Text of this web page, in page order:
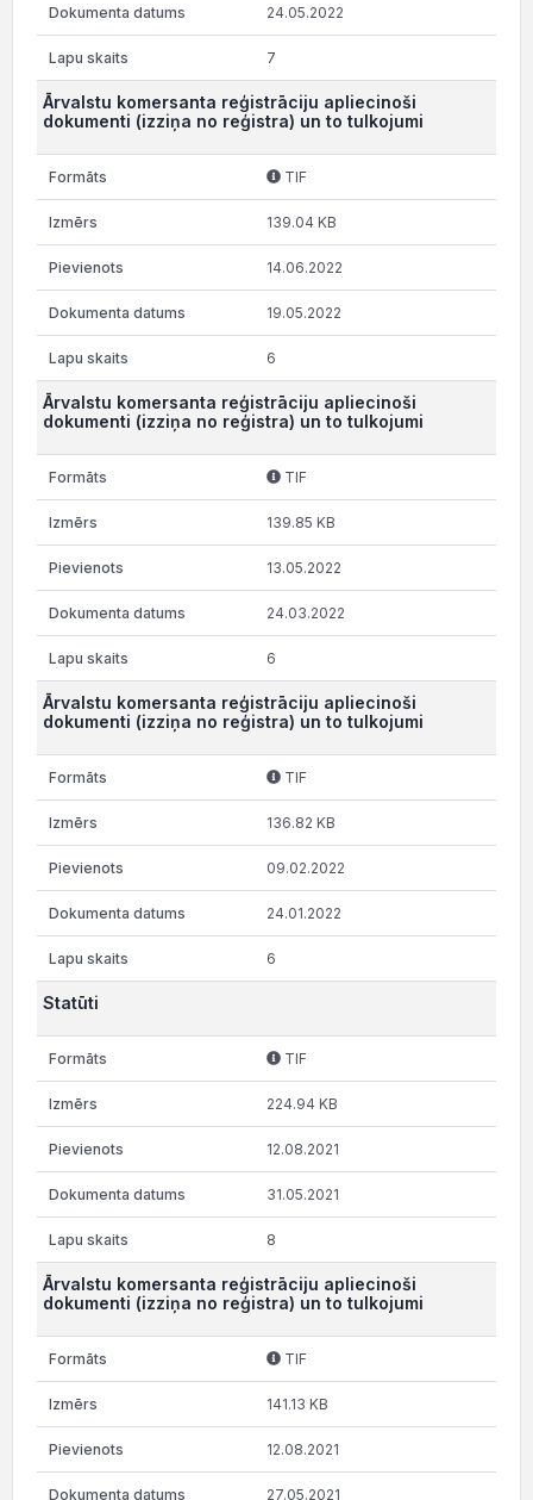
24.05.2022
7
Ārvalstu komersanta reģistrāciju apliecinoši
dokumenti (izziņa no reģistra) un to tulkojumi
TIF
139.04 KB
14.06.2022
19.05.2022
6
Ārvalstu komersanta reģistrāciju apliecinoši
dokumenti (izziņa no reģistra) un to tulkojumi
TIF
139.85 KB
13.05.2022
24.03.2022
6
Ārvalstu komersanta reģistrāciju apliecinoši
dokumenti (izziņa no reģistra) un to tulkojumi
TIF
136.82 KB
09.02.2022
24.01.2022
6
Statūti
TIF
224.94 KB
12.08.2021
31.05.2021
8
Ārvalstu komersanta reģistrāciju apliecinoši
dokumenti (izziņa no reģistra) un to tulkojumi
TIF
141.13 KB
12.08.2021
27.05.2021